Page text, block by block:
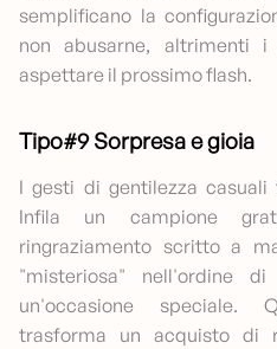
semplificano la
non abusarne, altrimenti
aspettare il prossimo flash.
Tipo#9 Sorpresa e gioia
I gesti di gentilezza casuali
Infila un campione
ringraziamento scritto a
"misteriosa" nell'ordine
un'occasione speciale.
trasforma un acquisto di